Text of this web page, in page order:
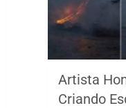
Artista
Criando